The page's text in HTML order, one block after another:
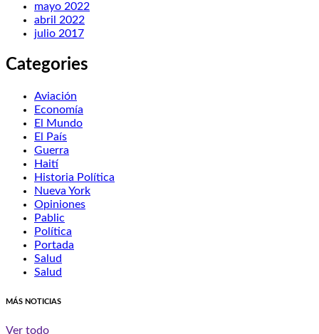
mayo 2022
abril 2022
julio 2017
Categories
Aviación
Economía
El Mundo
El País
Guerra
Haití
Historia Política
Nueva York
Opiniones
Pablic
Política
Portada
Salud
Salud
MÁS NOTICIAS
Ver todo